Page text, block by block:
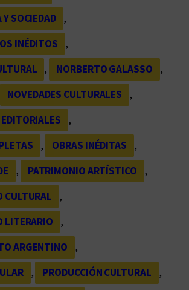
SOCIEDAD
,
INÉDITOS
,
, NORBERTO GALASSO
,
NOVEDADES CULTURALES
,
,
, OBRAS INÉDITAS
,
, PATRIMONIO ARTÍSTICO
,
CULTURAL
,
LITERARIO
,
ARGENTINO
,
, PRODUCCIÓN CULTURAL
,